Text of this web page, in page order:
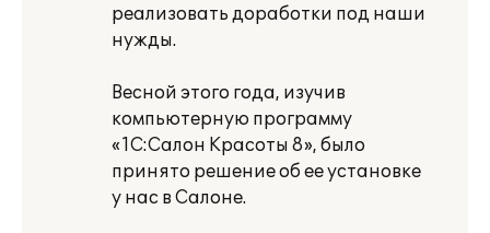
реализовать доработки под наши
нужды.
Весной этого года, изучив
компьютерную программу
«1С:Салон Красоты 8», было
принято решение об ее установке
у нас в Салоне.